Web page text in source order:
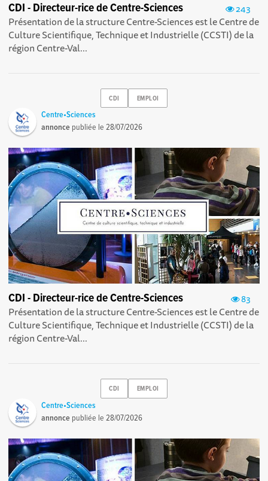
243
CDI - Directeur-rice de Centre-Sciences
Présentation de la structure Centre-Sciences est le Centre de
Culture Scientifique, Technique et Industrielle (CCSTI) de la
région Centre-Val...
CDI EMPLOI
Centre•Sciences
annonce publiée le28/07/2026
83
CDI - Directeur-rice de Centre-Sciences
Présentation de la structure Centre-Sciences est le Centre de
Culture Scientifique, Technique et Industrielle (CCSTI) de la
région Centre-Val...
CDI EMPLOI
Centre•Sciences
annonce publiée le28/07/2026